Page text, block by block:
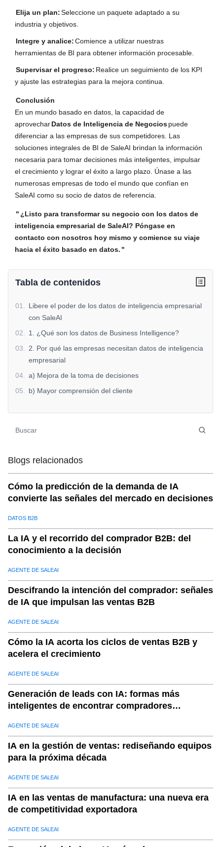
Elija un plan:Seleccione un paquete adaptado a su
industria y objetivos.
Integre y analice:Comience a utilizar nuestras
herramientas de BI para obtener información procesable.
Supervisar el progreso: Realice un seguimiento de los KPI
y ajuste las estrategias para la mejora continua.
Conclusión
En un mundo basado en datos, la capacidad de
aprovecharDatos de Inteligencia de Negociospuede
diferenciar a las empresas de sus competidores. Las
soluciones integrales de BI de SaleAI brindan la información
necesaria para tomar decisiones más inteligentes, impulsar
el crecimiento y lograr el éxito a largo plazo. Únase a las
numerosas empresas de todo el mundo que confían en
SaleAI como su socio de datos de referencia.
" ¿Listo para transformar su negocio con los datos de
inteligencia empresarial de SaleAI? Póngase en
contacto con nosotros hoy mismo y comience su viaje
hacia el éxito basado en datos. "
Tabla de contenidos
01
Libere el poder de los datos de inteligencia empresarial
con SaleAI
02
1. ¿Qué son los datos de Business Intelligence?
03
2. Por qué las empresas necesitan datos de inteligencia
empresarial
04
a) Mejora de la toma de decisiones
05
b) Mayor comprensión del cliente
10.
11
c) Integración sin fisuras
12. d) Cuadros de mando personalizables
14. 4. Casos de estudio: SaleAI en acción
15. Industria minorista
17. 5. ¿Por qué elegir SaleAI para los datos de inteligencia
empresarial?
18. a) Experiencia comprobada
20. c) Escalabilidad
21. d) Soporte dedicado
Blogs relacionados
Cómo la predicción de la demanda de IA
convierte las señales del mercado en decisiones
DATOS B2B
La IA y el recorrido del comprador B2B: del
conocimiento a la decisión
AGENTE DE SALEAI
Descifrando la intención del comprador: señales
de IA que impulsan las ventas B2B
AGENTE DE SALEAI
Cómo la IA acorta los ciclos de ventas B2B y
acelera el crecimiento
AGENTE DE SALEAI
Generación de leads con IA: formas más
inteligentes de encontrar compradores
AGENTE DE SALEAI
IA en la gestión de ventas: rediseñando equipos
para la próxima década
AGENTE DE SALEAI
IA en las ventas de manufactura: una nueva era
de competitividad exportadora
AGENTE DE SALEAI